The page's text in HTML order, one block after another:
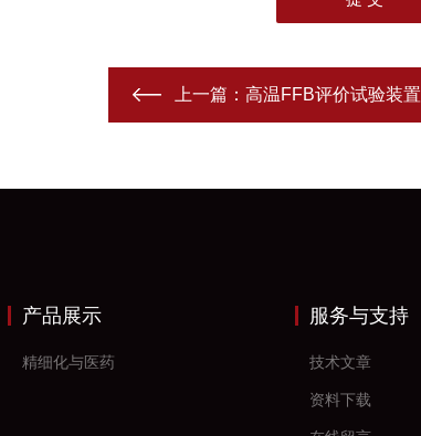
上一篇： 高温FFB评价试验装置
产品展示
精细化与医药
服务与支持
技术文章
资料下载